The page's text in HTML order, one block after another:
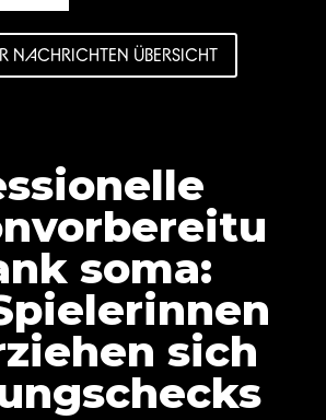
NACHRICHTEN ÜBERSICHT
soma:
sich